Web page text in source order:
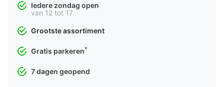
Iedere zondag open
van 12 tot 17
Grootste assortiment
Gratis parkeren*
7 dagen geopend